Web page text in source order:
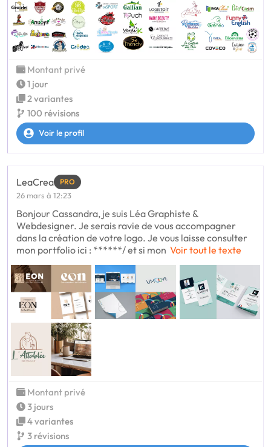
Montant privé
1 jour
2 variantes
100 révisions
Voir le profil
LeaCrea PRO
26 mars à 12:23
Bonjour Cassandra, je suis Léa Graphiste &
Webdesigner. Je serais ravie de vous accompagner
dans la création de votre logo. Je vous laisse consulter
mon portfolio ici : ******/ et si mon Voir tout le texte
Montant privé
3 jours
4 variantes
3 révisions